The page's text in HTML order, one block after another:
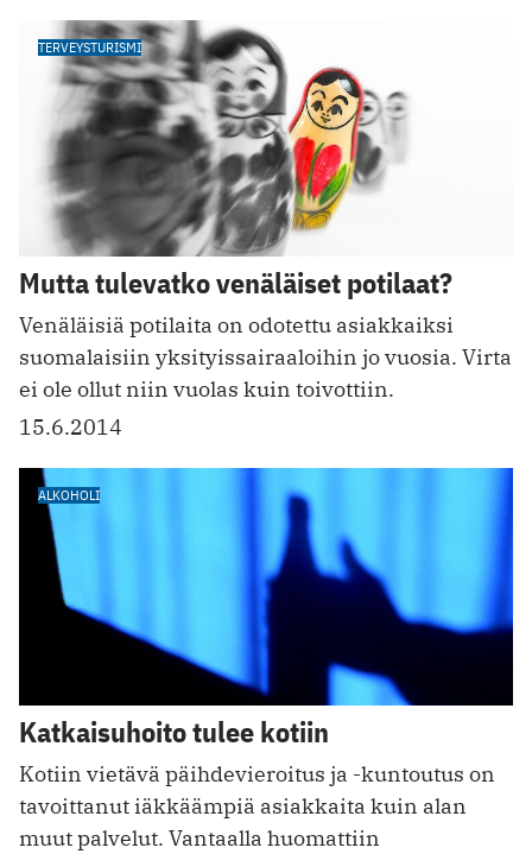
TERVEYSTURISMI
Mutta tulevatko venäläiset potilaat?
Venäläisiä potilaita on odotettu asiakkaiksi
suomalaisiin yksityissairaaloihin jo vuosia. Virta
ei ole ollut niin vuolas kuin toivottiin.
15.6.2014
ALKOHOLI
Katkaisuhoito tulee kotiin
Kotiin vietävä päihdevieroitus ja -kuntoutus on
tavoittanut iäkkäämpiä asiakkaita kuin alan
muut palvelut. Vantaalla huomattiin